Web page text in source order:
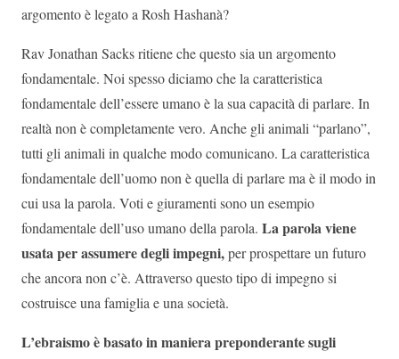
argomento è legato a Rosh Hashanà?
Rav Jonathan Sacks ritiene che questo sia un argomento
fondamentale. Noi spesso diciamo che la caratteristica
fondamentale dell’essere umano è la sua capacità di parlare. In
realtà non è completamente vero. Anche gli animali “parlano”,
tutti gli animali in qualche modo comunicano. La caratteristica
fondamentale dell’uomo non è quella di parlare ma è il modo in
cui usa la parola. Voti e giuramenti sono un esempio
fondamentale dell’uso umano della parola. La parola viene
usata per assumere degli impegni,per prospettare un futuro
che ancora non c’è. Attraverso questo tipo di impegno si
costruisce una famiglia e una società.
L’ebraismo è basato in maniera preponderante sugli